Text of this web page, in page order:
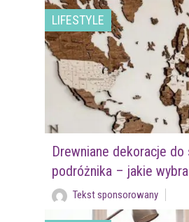
LIFESTYLE
Drewniane dekoracje do
podróżnika – jakie
Tekst sponsorowany